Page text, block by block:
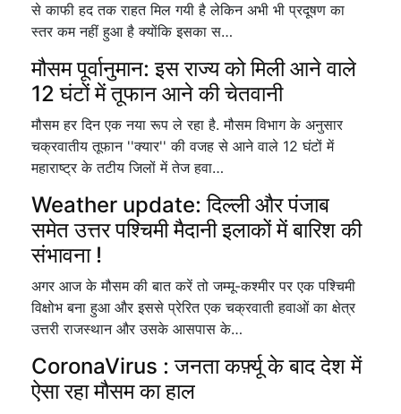
से काफी हद तक राहत मिल गयी है लेकिन अभी भी प्रदूषण का
स्तर कम नहीं हुआ है क्योंकि इसका स…
मौसम पूर्वानुमान: इस राज्य को मिली आने वाले
12 घंटों में तूफान आने की चेतवानी
मौसम हर दिन एक नया रूप ले रहा है. मौसम विभाग के अनुसार
चक्रवातीय तूफान ''क्यार'' की वजह से आने वाले 12 घंटों में
महाराष्ट्र के तटीय जिलों में तेज हवा…
Weather update: दिल्ली और पंजाब
समेत उत्तर पश्चिमी मैदानी इलाकों में बारिश की
संभावना !
अगर आज के मौसम की बात करें तो जम्मू-कश्मीर पर एक पश्चिमी
विक्षोभ बना हुआ और इससे प्रेरित एक चक्रवाती हवाओं का क्षेत्र
उत्तरी राजस्थान और उसके आसपास के…
CoronaVirus : जनता कर्फ़्यू के बाद देश में
ऐसा रहा मौसम का हाल